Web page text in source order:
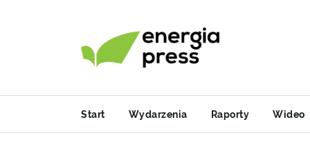
Start Wydarzenia Raporty Wideo